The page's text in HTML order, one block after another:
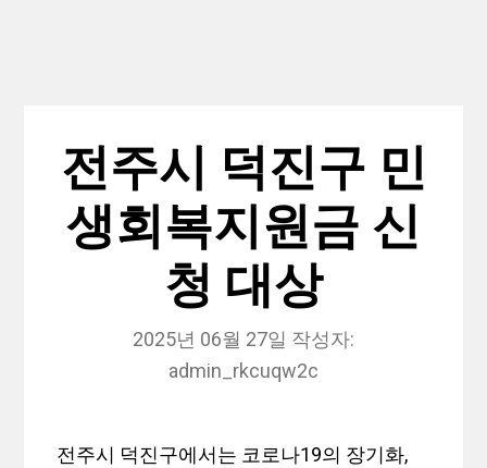
전주시 덕진구 민
생회복지원금 신
청 대상
2025년 06월 27일 작성자:
admin_rkcuqw2c
전주시 덕진구에서는 코로나19의 장기화,